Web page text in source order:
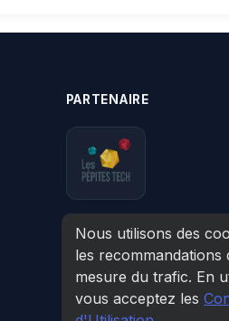
Nous utilisons des
les recommandations
mesure du trafic. En
vous acceptez les
PARTENAIRE